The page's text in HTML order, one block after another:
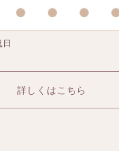
詳しくはこちら